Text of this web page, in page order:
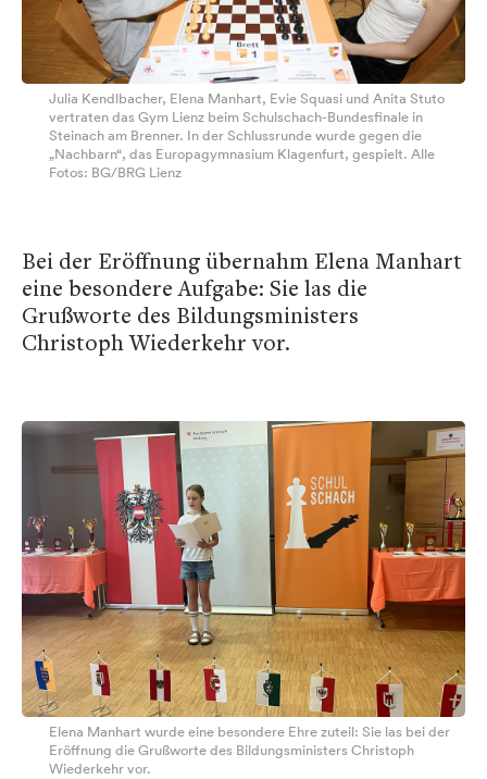
Julia Kendlbacher, Elena Manhart, Evie Squasi und Anita Stuto
vertraten das Gym Lienz beim Schulschach-Bundesfinale in
Steinach am Brenner. In der Schlussrunde wurde gegen die
„Nachbarn“, das Europagymnasium Klagenfurt, gespielt. Alle
Fotos: BG/BRG Lienz
Bei der Eröffnung übernahm Elena Manhart
eine besondere Aufgabe: Sie las die
Grußworte des Bildungsministers
Christoph Wiederkehr vor.
Elena Manhart wurde eine besondere Ehre zuteil: Sie las bei der
Eröffnung die Grußworte des Bildungsministers Christoph
Wiederkehr vor.